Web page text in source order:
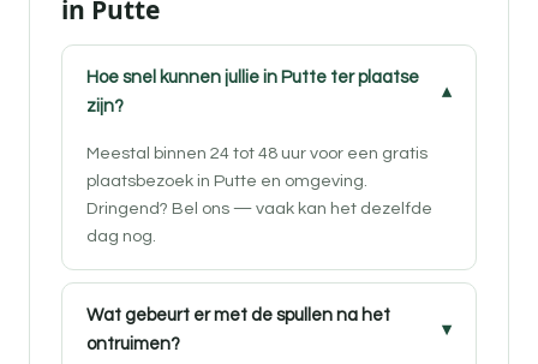
in Putte
Hoe snel kunnen jullie in Putte ter plaatse
zijn?
Meestal binnen 24 tot 48 uur voor een gratis
plaatsbezoek in Putte en omgeving.
Dringend? Bel ons — vaak kan het dezelfde
dag nog.
Wat gebeurt er met de spullen na het
ontruimen?